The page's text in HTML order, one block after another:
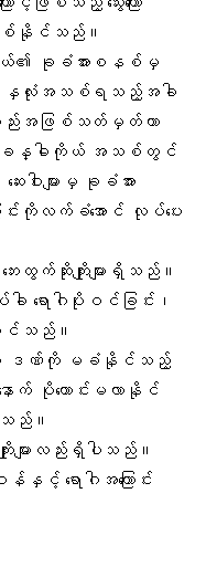
ြစ်နိုင်သည်။
၏ ခုခံအားစနစ်မှ
လုံးအသစ်ရသည့်အခါ
းအဖြစ်သတ်မှတ်ကာ
န္ဓါကိုယ် အသစ်တွင်
ဝါးများမှ ခုခံအား
င်းကိုလက်ခံအောင် လုပ်ပေး
ေးထွက်ဆိုးကျိုးများရှိသည်။
ါ ရောဂါပိုးဝင်ခြင်း၊
ဝင်သည်။
မှု ဒဏ်ကို မခံနိုင်သည့်
ောက် ပိုကောင်းမလာနိုင်
သည်။
ျိုးများလည်းရှိပါသည်။
ရောဂါအကြောင်း